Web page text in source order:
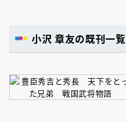
小沢 章友の既刊一覧